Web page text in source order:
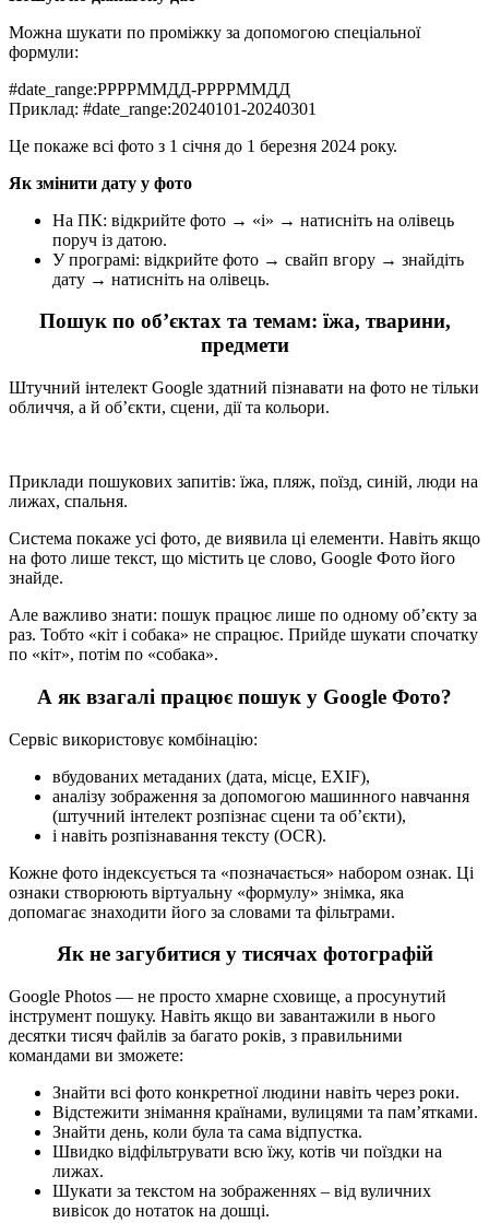
Можна шукати по проміжку за допомогою спеціальної
формули:
#date_range:РРРРММДД-РРРРММДД
Приклад: #date_range:20240101-20240301
Це покаже всі фото з 1 січня до 1 березня 2024 року.
Як змінити дату у фото
На ПК: відкрийте фото → «i» → натисніть на олівець
поруч із датою.
У програмі: відкрийте фото → свайп вгору → знайдіть
дату → натисніть на олівець.
Пошук по об’єктах та темам: їжа, тварини,
предмети
Штучний інтелект Google здатний пізнавати на фото не тільки
обличчя, а й об’єкти, сцени, дії та кольори.
Приклади пошукових запитів: їжа, пляж, поїзд, синій, люди на
лижах, спальня.
Система покаже усі фото, де виявила ці елементи. Навіть якщо
на фото лише текст, що містить це слово, Google Фото його
знайде.
Але важливо знати: пошук працює лише по одному об’єкту за
раз. Тобто «кіт і собака» не спрацює. Прийде шукати спочатку
по «кіт», потім по «собака».
А як взагалі працює пошук у Google Фото?
Сервіс використовує комбінацію:
вбудованих метаданих (дата, місце, EXIF),
аналізу зображення за допомогою машинного навчання
(штучний інтелект розпізнає сцени та об’єкти),
і навіть розпізнавання тексту (OCR).
Кожне фото індексується та «позначається» набором ознак. Ці
ознаки створюють віртуальну «формулу» знімка, яка
допомагає знаходити його за словами та фільтрами.
Як не загубитися у тисячах фотографій
Google Photos — не просто хмарне сховище, а просунутий
інструмент пошуку. Навіть якщо ви завантажили в нього
десятки тисяч файлів за багато років, з правильними
командами ви зможете:
Знайти всі фото конкретної людини навіть через роки.
Відстежити знімання країнами, вулицями та пам’ятками.
Знайти день, коли була та сама відпустка.
Швидко відфільтрувати всю їжу, котів чи поїздки на
лижах.
Шукати за текстом на зображеннях – від вуличних
вивісок до нотаток на дошці.